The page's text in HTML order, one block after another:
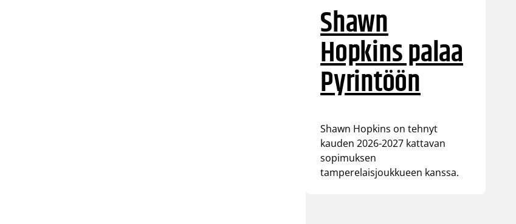
Shawn
Hopkins palaa
Pyrintöön
Shawn Hopkins on tehnyt
kauden 2026-2027 kattavan
sopimuksen
tamperelaisjoukkueen kanssa.